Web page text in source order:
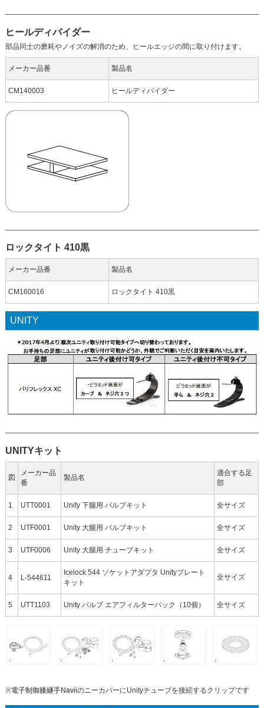
ヒールディバイダー
部品同士の磨耗やノイズの解消のため、ヒールエッジの間に取り付けます。
メーカー品番 製品名
CM140003 ヒールディバイダー
ロックタイト 410黒
メーカー品番 製品名
CM160016 ロックタイト 410黒
UNITY
UNITYキット
図
メーカー品
番
製品名
適合する足
部
1 UTT0001 Unity 下腿用 バルブキット 全サイズ
2 UTF0001 Unity 大腿用 バルブキット 全サイズ
3 UTF0006 Unity 大腿用 チューブキット 全サイズ
4 L-544611
Icelock 544 ソケットアダプタ Unityプレート
キット
全サイズ
5 UTT1103 Unity バルブ エアフィルターパック（10個） 全サイズ
※電子制御膝継手NaviiのニーカバーにUnityチューブを接続するクリップです